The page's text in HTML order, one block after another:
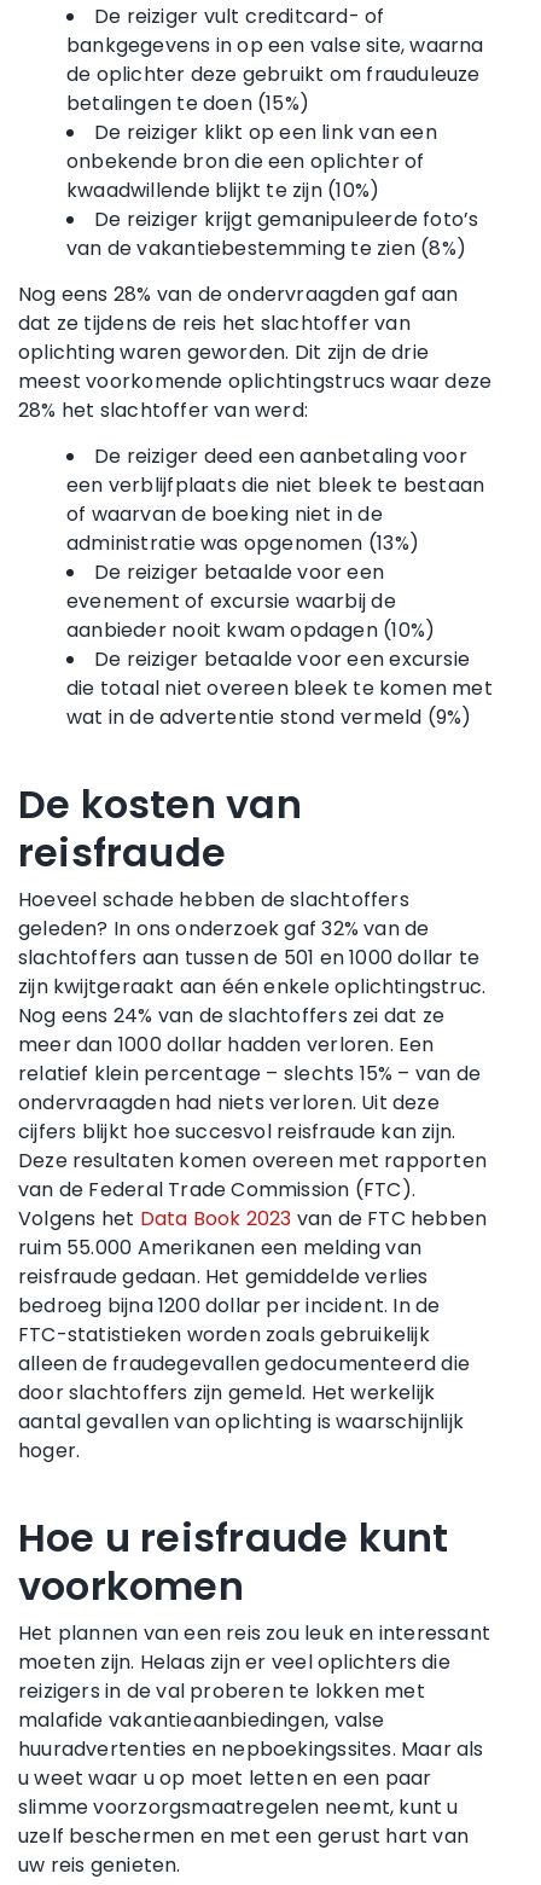
De reiziger vult creditcard- of
bankgegevens in op een valse site, waarna
de oplichter deze gebruikt om frauduleuze
betalingen te doen (15%)
De reiziger klikt op een link van een
onbekende bron die een oplichter of
kwaadwillende blijkt te zijn (10%)
De reiziger krijgt gemanipuleerde foto’s
van de vakantiebestemming te zien (8%)
Nog eens 28% van de ondervraagden gaf aan
dat ze tijdens de reis het slachtoffer van
oplichting waren geworden. Dit zijn de drie
meest voorkomende oplichtingstrucs waar deze
28% het slachtoffer van werd:
De reiziger deed een aanbetaling voor
een verblijfplaats die niet bleek te bestaan
of waarvan de boeking niet in de
administratie was opgenomen (13%)
De reiziger betaalde voor een
evenement of excursie waarbij de
aanbieder nooit kwam opdagen (10%)
De reiziger betaalde voor een excursie
die totaal niet overeen bleek te komen met
wat in de advertentie stond vermeld (9%)
De kosten van
reisfraude
Hoeveel schade hebben de slachtoffers
geleden? In ons onderzoek gaf 32% van de
slachtoffers aan tussen de 501 en 1000 dollar te
zijn kwijtgeraakt aan één enkele oplichtingstruc.
Nog eens 24% van de slachtoffers zei dat ze
meer dan 1000 dollar hadden verloren. Een
relatief klein percentage – slechts 15% – van de
ondervraagden had niets verloren. Uit deze
cijfers blijkt hoe succesvol reisfraude kan zijn.
Deze resultaten komen overeen met rapporten
van de Federal Trade Commission (FTC).
Volgens het Data Book 2023 van de FTC hebben
ruim 55.000 Amerikanen een melding van
reisfraude gedaan. Het gemiddelde verlies
bedroeg bijna 1200 dollar per incident. In de
FTC-statistieken worden zoals gebruikelijk
alleen de fraudegevallen gedocumenteerd die
door slachtoffers zijn gemeld. Het werkelijk
aantal gevallen van oplichting is waarschijnlijk
hoger.
Hoe u reisfraude kunt
voorkomen
Het plannen van een reis zou leuk en interessant
moeten zijn. Helaas zijn er veel oplichters die
reizigers in de val proberen te lokken met
malafide vakantieaanbiedingen, valse
huuradvertenties en nepboekingssites. Maar als
u weet waar u op moet letten en een paar
slimme voorzorgsmaatregelen neemt, kunt u
uzelf beschermen en met een gerust hart van
uw reis genieten.